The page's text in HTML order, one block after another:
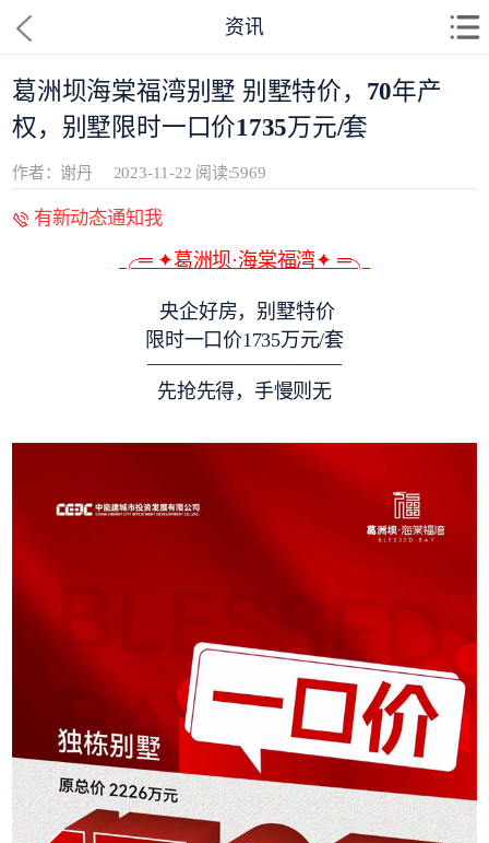
资讯
葛洲坝海棠福湾别墅 别墅特价，70年产
权，别墅限时一口价1735万元/套
作者：谢丹 2023-11-22 阅读:5969
有新动态通知我
╭═ ✦葛洲坝·海棠福湾✦ ═╮
央企好房，别墅特价
限时一口价1735万元/套
——————————
先抢先得，手慢则无